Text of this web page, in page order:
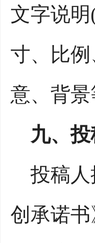
文字说
寸、比
意、背
九、投
投稿人
创承诺